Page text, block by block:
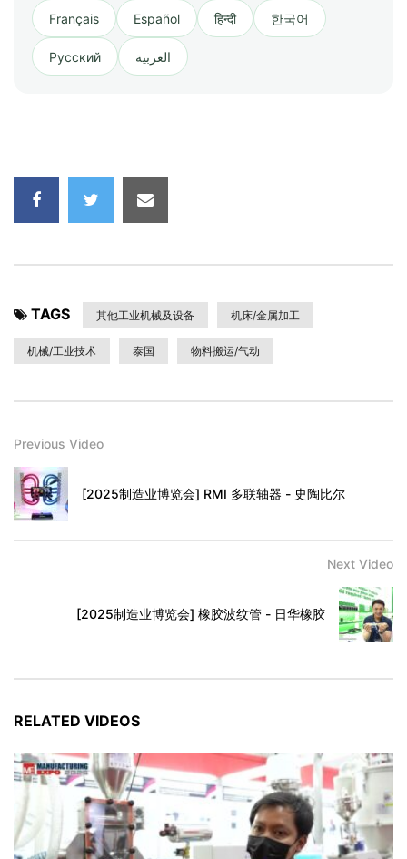
Français Español हिन्दी 한국어
Русский العربية
TAGS 其他工业机械及设备 机床/金属加工
机械/工业技术 泰国 物料搬运/气动
Previous Video
[2025制造业博览会] RMI 多联轴器 - 史陶比尔
Next Video
[2025制造业博览会] 橡胶波纹管 - 日华橡胶
RELATED VIDEOS